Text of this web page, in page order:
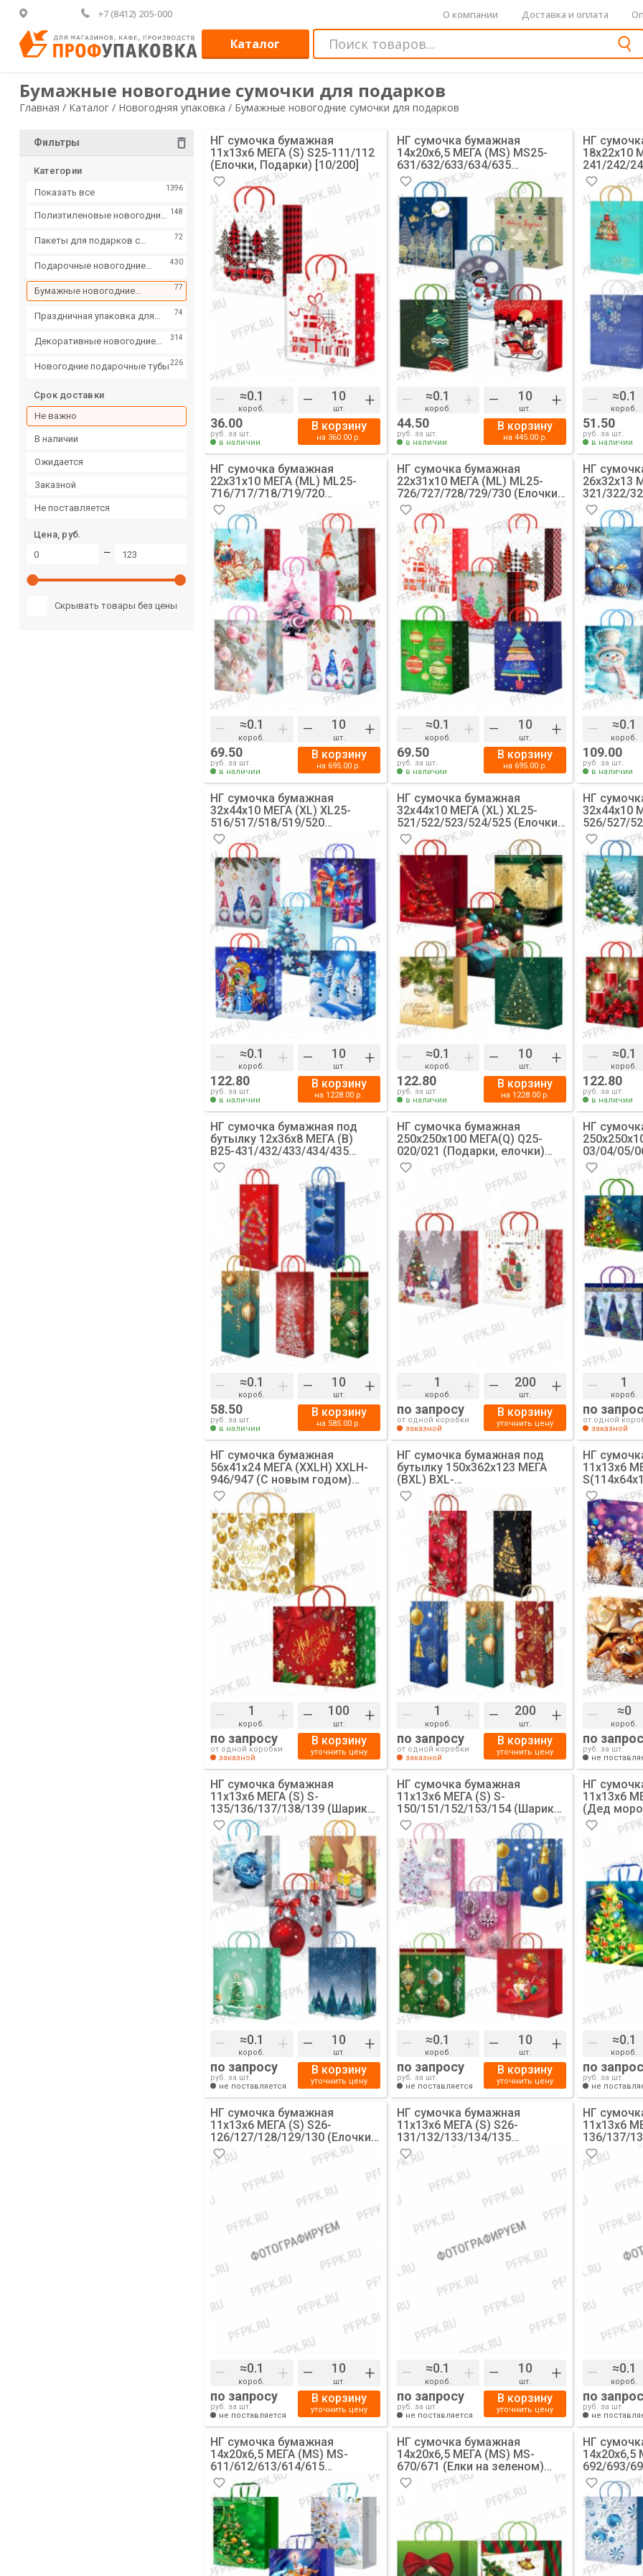
+7 (8412) 205-000 О компании Доставка и оплата
Каталог
Бумажные новогодние сумочки для подарков
Главная / Каталог / Новогодняя упаковка / Бумажные новогодние сумочки для подарков
Фильтры
Категории
Показать все
1396
Полиэтиленовые новогодние
148
Пакеты для подарков с
72
Подарочные новогодние
коробки
430
Бумажные новогодние
сумочки для подарков
77
Праздничная упаковка для
74
Декоративные новогодние
314
Новогодние подарочные тубы 226
Срок доставки
Не важно
в наличии
ожидается
заказной
не поставляется
Цена, руб.
—
Скрывать товары без цены
НГ сумочка бумажная
11х13х6 МЕГА (S) S25-111/112
(Елочки, Подарки) [10/200]
– короб. + – шт. +
36.00
руб. за шт.
в наличии
В корзину
на 360.00 р.
НГ сумочка бумажная
14х20х6,5 МЕГА (MS) MS25-
631/632/633/634/635
(Снеговики, Елочки) [10/200]
– короб. + – шт. +
44.50
руб. за шт.
в наличии
В корзину
на 445.00р.
НГ
18х22х10
241/242/
– короб.
51.50
руб. за шт.
в наличии
НГ сумочка бумажная
22х31х10 МЕГА (ML) ML25-
716/717/718/719/720
(Гномики, Шарики) [10/200]
– короб. + – шт. +
69.50
руб. за шт.
в наличии
В корзину
на 695.00 р.
НГ сумочка бумажная
22х31х10 МЕГА (ML) ML25-
726/727/728/729/730 (Елочки,
Подарки) [10/200]
– короб. + – шт. +
69.50
руб. за шт.
в наличии
В корзину
на 695.00р.
НГ
26х32х13
321/322/
– короб.
109.00
руб. за шт.
в наличии
НГ сумочка бумажная
32х44х10 МЕГА (XL) XL25-
516/517/518/519/520
(Снеговики, Дед Мороз)
[10/200]
– короб. + – шт. +
122.80
руб. за шт.
в наличии
В корзину
на 1228.00 р.
НГ сумочка бумажная
32х44х10 МЕГА (XL) XL25-
521/522/523/524/525 (Елочки,
Подарки) [10/200]
– короб. + – шт. +
122.80
руб. за шт.
в наличии
В корзину
на 1228.00р.
НГ
32х44х10
526/527/
– короб.
122.80
руб. за шт.
в наличии
НГ сумочка бумажная под
бутылку 12х36х8 МЕГА (B)
B25-431/432/433/434/435
(Елочки, Шары) [10/200]
– короб. + – шт. +
58.50
руб. за шт.
в наличии
В корзину
на 585.00 р.
НГ сумочка бумажная
250х250х100 МЕГА(Q) Q25-
020/021 (Подарки, елочки)
[10/200]
– короб. + – шт. +
по запросу
от одной коробки
заказной
В корзину
уточнить цену
НГ
03/04/05/
шары)
– короб.
по
от одной
заказной
НГ сумочка бумажная
56х41х24 МЕГА (XXLH) XXLH-
946/947 (С новым годом)
[10/100]
– короб. + – шт. +
по запросу
от одной коробки
заказной
В корзину
уточнить цену
НГ сумочка бумажная под
бутылку 150х362х123 МЕГА
(BXL) BXL-
4406/4407/4408/4409/4410
(Разноцветные шары)
[10/200]
– короб. + – шт. +
по запросу
от одной коробки
заказной
В корзину
уточнить цену
НГ
11х13х6
– короб.
по
руб. за шт.
не
НГ сумочка бумажная
11х13х6 МЕГА (S) S-
135/136/137/138/139 (Шарики)
[10/200]
– короб. + – шт. +
по запросу
руб. за шт.
не поставляется
В корзину
уточнить цену
НГ сумочка бумажная
11х13х6 МЕГА (S) S-
150/151/152/153/154 (Шарики,
Елочки) [10/200]
– короб. + – шт. +
по запросу
руб. за шт.
не поставляется
В корзину
уточнить цену
НГ
11х13х6
(Дед
– короб.
по
руб. за шт.
не
НГ сумочка бумажная
11х13х6 МЕГА (S) S26-
126/127/128/129/130 (Елочки,
Подарки) [10/200]
– короб. + – шт. +
по запросу
руб. за шт.
не поставляется
В корзину
уточнить цену
НГ сумочка бумажная
11х13х6 МЕГА (S) S26-
131/132/133/134/135
(Новогодние шары) [10/200]
– короб. + – шт. +
по запросу
руб. за шт.
не поставляется
В корзину
уточнить цену
НГ
11х13х6
136/137/
[10/200]
– короб.
по
руб. за шт.
не
НГ сумочка бумажная
14х20х6,5 МЕГА (MS) MS-
611/612/613/614/615
(Снеговичок, Елка на
зеленом) [10/200]
НГ сумочка бумажная
14х20х6,5 МЕГА (MS) MS-
670/671 (Елки на зеленом)
[10/200]
НГ
14х20х6,5
692/693/